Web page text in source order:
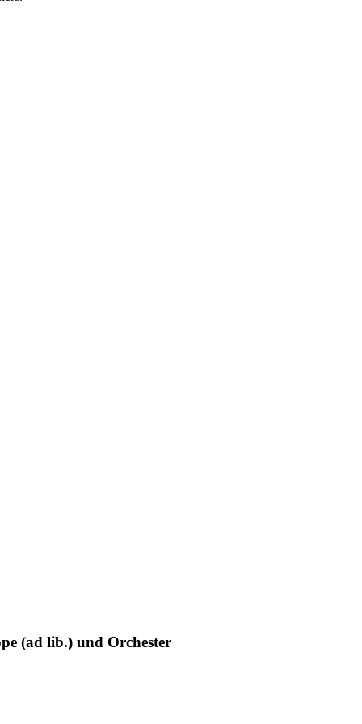
(ad lib.) und Orchester